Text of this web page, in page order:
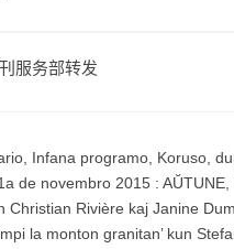
服务部转发
Infana programo, Koruso,
de novembro 2015 :
Christian Rivière kaj Janine
la monton granitan’ kun